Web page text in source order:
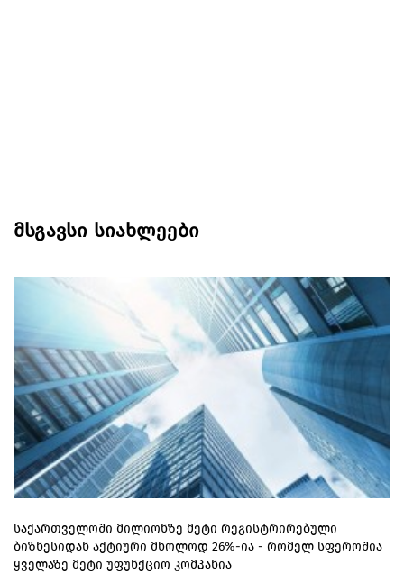
მსგავსი სიახლეები
საქართველოში მილიონზე მეტი რეგისტრირებული
ბიზნესიდან აქტიური მხოლოდ 26%-ია - რომელ სფეროშია
ყველაზე მეტი უფუნქციო კომპანია